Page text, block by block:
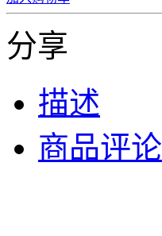
分享
描述
商品评论